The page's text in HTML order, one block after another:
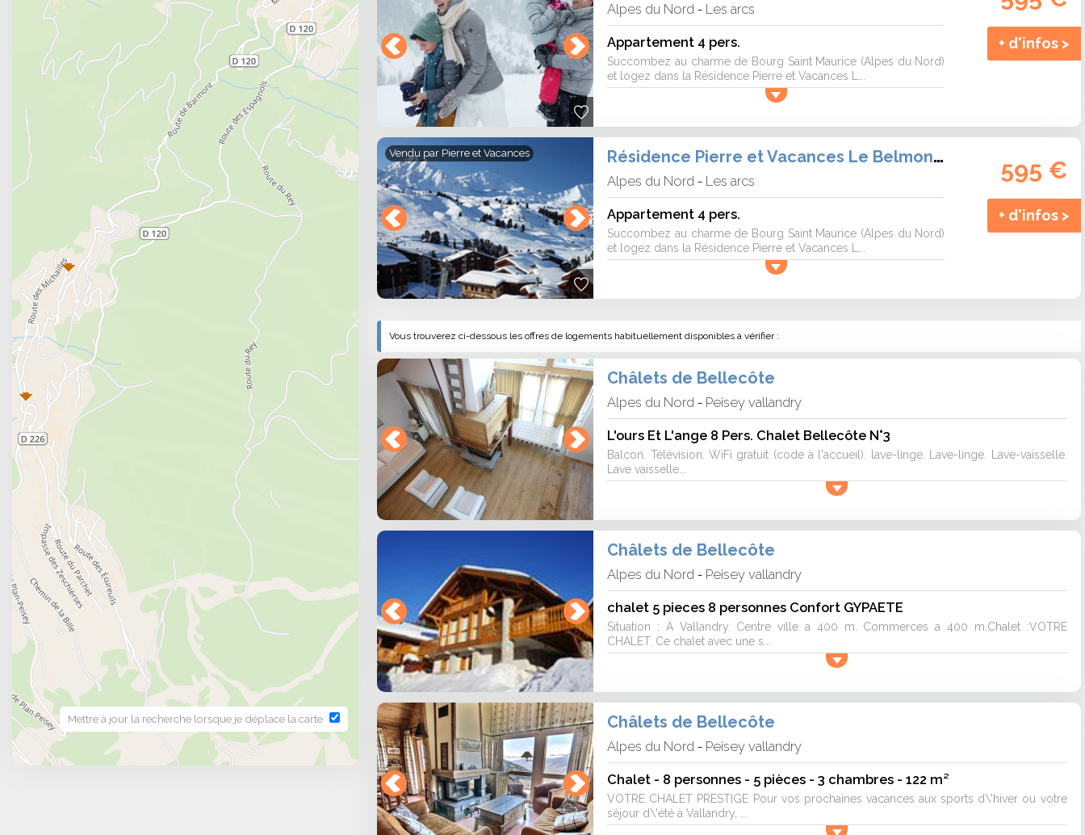
Mettre à jour la recherche lorsque je déplace la carte
Alpes du Nord - Les arcs
Appartement 4 pers.
Succombez au charme de Bourg Saint Maurice (Alpes du Nord)
et logez dans la Résidence Pierre et Vacances L...
+ d'infos >
Vendu par Pierre et Vacances Résidence Pierre et Vacances Le Belmont Arc 1800
Alpes du Nord - Les arcs
Appartement 4 pers.
Succombez au charme de Bourg Saint Maurice (Alpes du Nord)
et logez dans la Résidence Pierre et Vacances L...
595 €
+ d'infos >
Vous trouverez ci-dessous les offres de logements habituellement disponibles à vérifier :
Châlets de Bellecôte
Alpes du Nord - Peisey vallandry
L'ours Et L'ange 8 Pers. Chalet Bellecôte N°3
Balcon. Télévision. WiFi gratuit (code à l'accueil). lave-linge. Lave-linge. Lave-vaisselle.
Lave vaisselle...
Châlets de Bellecôte
Alpes du Nord - Peisey vallandry
chalet 5 pieces 8 personnes Confort GYPAETE
Situation : À Vallandry. Centre ville a 400 m. Commerces a 400 m.Chalet :VOTRE
CHALET. Ce chalet avec une s...
Châlets de Bellecôte
Alpes du Nord - Peisey vallandry
Chalet - 8 personnes - 5 pièces - 3 chambres - 122 m²
VOTRE CHALET PRESTIGE Pour vos prochaines vacances aux sports d\'hiver ou votre
séjour d\'été à Vallandry, ...